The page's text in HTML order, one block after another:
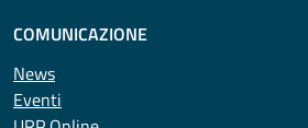
COMUNICAZIONE
News
Eventi